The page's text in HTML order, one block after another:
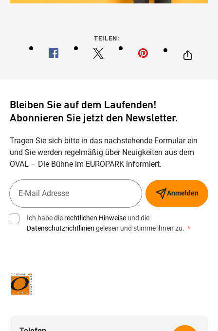
TEILEN:
Bleiben Sie auf dem Laufenden!
Abonnieren Sie jetzt den Newsletter.
Tragen Sie sich bitte in das nachstehende Formular ein
und Sie werden regelmäßig über Neuigkeiten aus dem
OVAL – Die Bühne im EUROPARK informiert.
Anmelden
Ich habe die rechtlichen Hinweise und die
Datenschutzrichtlinien gelesen und stimme ihnen zu. *